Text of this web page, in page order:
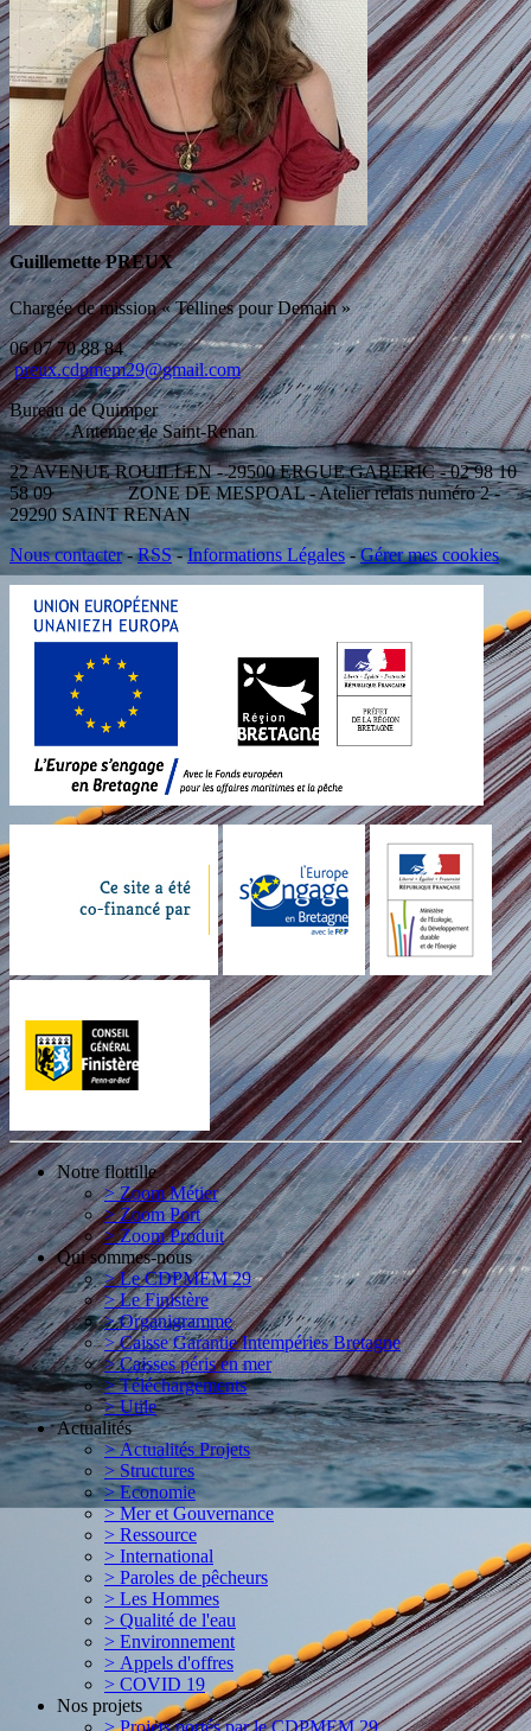
Guillemette PREUX
Chargée de mission « Tellines pour Demain »
06 07 70 88 84
preux.cdpmem29@gmail.com
Bureau de Quimper
Antenne de Saint-Renan
22 AVENUE ROUILLEN - 29500 ERGUE GABERIC - 02 98 10
58 09 ZONE DE MESPOAL - Atelier relais numéro 2 -
29290 SAINT RENAN
Nous contacter-RSS-Informations Légales-Gérer mes cookies
Notre flottille
> Zoom Métier
> Zoom Port
> Zoom Produit
Qui sommes-nous
> Le CDPMEM 29
> Le Finistère
> Organigramme
> Caisse Garantie Intempéries Bretagne
> Caisses péris en mer
> Téléchargements
> Utile
Actualités
> Actualités Projets
> Structures
> Economie
> Mer et Gouvernance
> Ressource
> International
> Paroles de pêcheurs
> Les Hommes
> Qualité de l'eau
> Environnement
> Appels d'offres
> COVID 19
Nos projets
> Projets portés par le CDPMEM 29